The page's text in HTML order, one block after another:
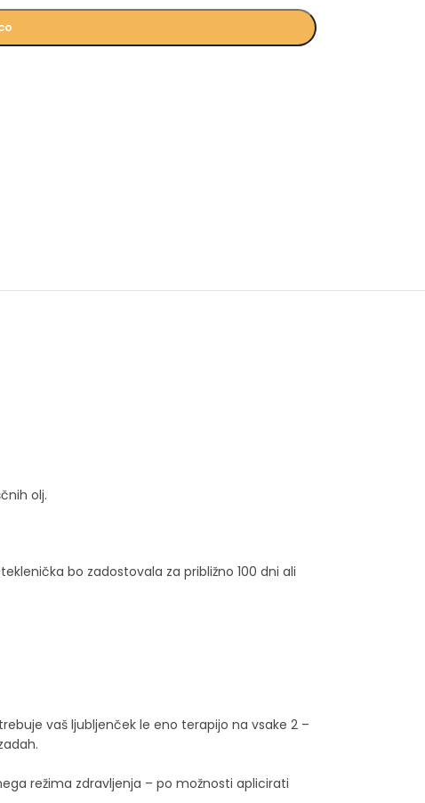
olj.
bo zadostovala za približno 100 dni ali
vaš ljubljenček le eno terapijo na vsake 2 –
režima zdravljenja – po možnosti aplicirati